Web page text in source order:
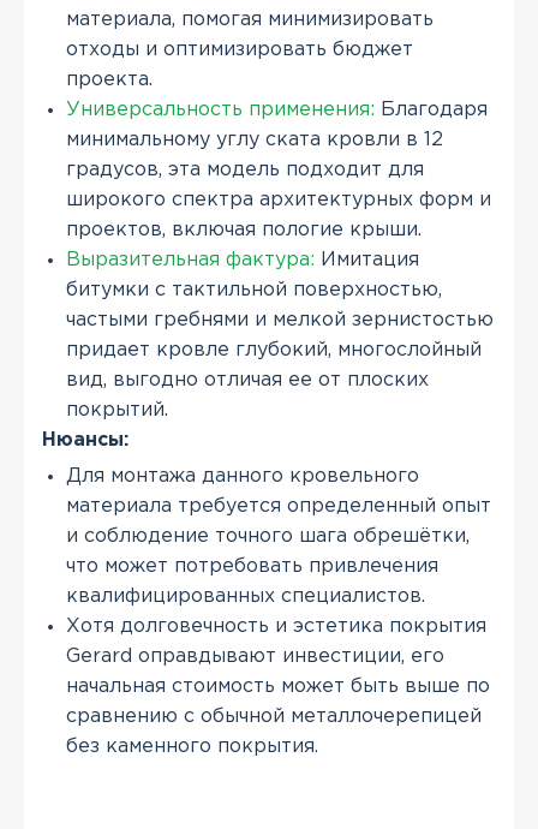
материала, помогая минимизировать
отходы и оптимизировать бюджет
проекта.
Универсальность применения: Благодаря
минимальному углу ската кровли в 12
градусов, эта модель подходит для
широкого спектра архитектурных форм и
проектов, включая пологие крыши.
Выразительная фактура: Имитация
битумки с тактильной поверхностью,
частыми гребнями и мелкой зернистостью
придает кровле глубокий, многослойный
вид, выгодно отличая ее от плоских
покрытий.
Нюансы:
Для монтажа данного кровельного
материала требуется определенный опыт
и соблюдение точного шага обрешётки,
что может потребовать привлечения
квалифицированных специалистов.
Хотя долговечность и эстетика покрытия
Gerard оправдывают инвестиции, его
начальная стоимость может быть выше по
сравнению с обычной металлочерепицей
без каменного покрытия.